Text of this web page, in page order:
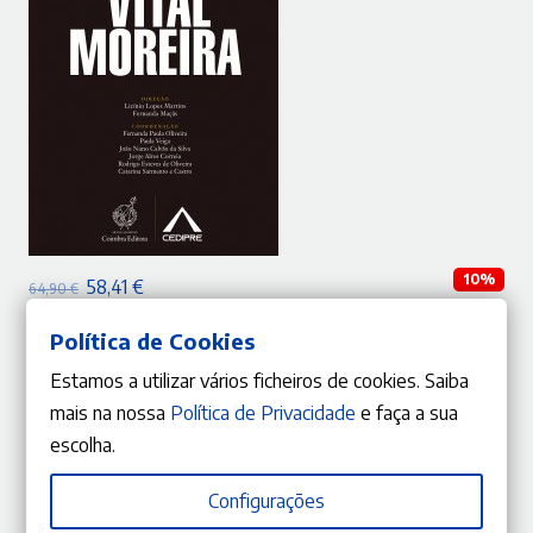
64,90€ O
original
era:
64,90 €.
58,41€O
atual
é:
58,41 €.
10%
Vital Moreira,Licínio Lopes Martins,Fernanda Maçãs
João Nuno Calvão da Silva ,Jorge Alves Correia,Rodrigo Esteves de Oliveira
Castro
Política de Cookies
Estamos a utilizar vários ficheiros de cookies. Saiba
mais na nossa Política de Privacidade e faça a sua
escolha.
Configurações